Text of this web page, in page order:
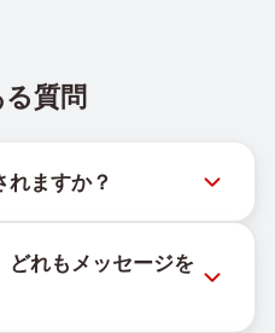
質問
ますか？
できます。このチャン
セスできるよう、タイム
どれもメッセージを